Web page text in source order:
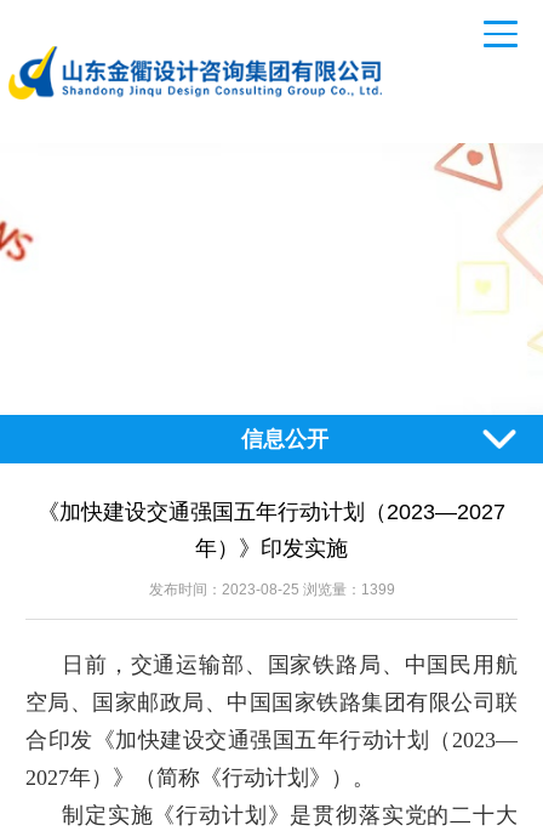
信息公开
《加快建设交通强国五年行动计划（2023—2027
年）》印发实施
发布时间：2023-08-25 浏览量：1399
日前，交通运输部、国家铁路局、中国民用航
空局、国家邮政局、中国国家铁路集团有限公司联
合印发《加快建设交通强国五年行动计划（2023—
2027年）》（简称《行动计划》）。
制定实施《行动计划》是贯彻落实党的二十大